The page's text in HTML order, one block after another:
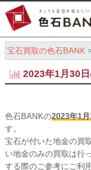
宝石買取の色石BANK
2023年1月30
色石BANKの2023年1
す。
宝石が付いた地金の買
い地金のみの買取は行
する際のご参考にご利